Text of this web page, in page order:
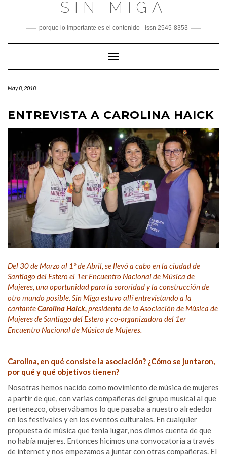
SIN MIGA
porque lo importante es el contenido - issn 2545-8353
Toggle
Navigation
May 8, 2018
ENTREVISTA A CAROLINA HAICK
Del 30 de Marzo al 1º de Abril, se llevó a cabo en la ciudad de
Santiago del Estero el 1er Encuentro Nacional de Música de
Mujeres, una oportunidad para la sororidad y la construcción de
otro mundo posible. Sin Miga estuvo allí entrevistando a la
cantanteCarolina Haick,presidenta de la Asociación de Música de
Mujeres de Santiago del Estero y co-organizadora del 1er
Encuentro Nacional de Música de Mujeres.
Carolina, en qué consiste la asociación? ¿Cómo se juntaron,
por qué y qué objetivos tienen?
Nosotras hemos nacido como movimiento de música de mujeres
a partir de que, con varias compañeras del grupo musical al que
pertenezco, observábamos lo que pasaba a nuestro alrededor
en los festivales y en los eventos culturales. En cualquier
propuesta de música que tenía lugar, nos dimos cuenta de que
no había mujeres. Entonces hicimos una convocatoria a través
de internet y nos empezamos a juntar con otras compañeras. El